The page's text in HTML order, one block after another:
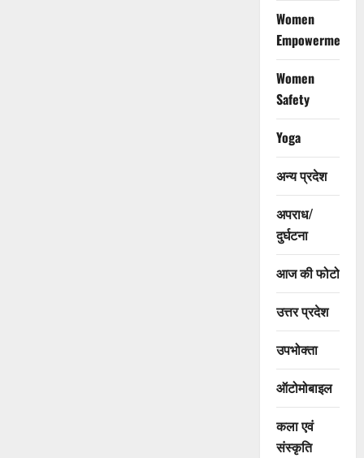
Women
Empowerment
Women
Safety
Yoga
अन्य प्रदेश
अपराध/
दुर्घटना
आज की फोटो
उत्तर प्रदेश
उपभोक्ता
ऑटोमोबाइल
कला एवं
संस्कृति